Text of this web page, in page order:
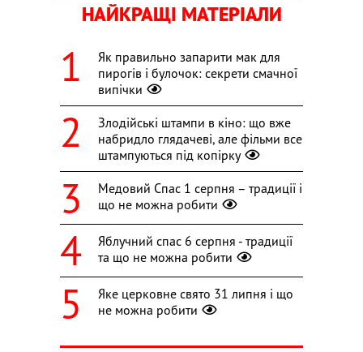
НАЙКРАЩІ МАТЕРІАЛИ
Як правильно запарити мак для
пирогів і булочок: секрети смачної
випічки
Злодійські штампи в кіно: що вже
набридло глядачеві, але фільми все
штампуються під копірку
Медовий Спас 1 серпня – традиції і
що не можна робити
Яблучний спас 6 серпня - традиції
та що не можна робити
Яке церковне свято 31 липня і що
не можна робити